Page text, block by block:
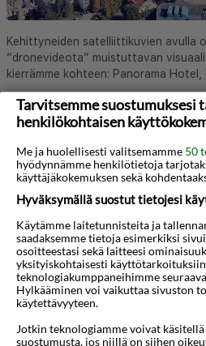
Kehittyneiden satelliittikuvien avulla
“dronevideota” muistuttavan
kierrämme kohteen: Panorama
Lue lisää hotellista
Haluatko saada
tarjouksia,
Tarvitsemme suostumuksesi
henkilökohtaisen
Me ja huolellisesti valitsemamme 50
hyödynnämme henkilötietoja
käyttäjäkokemuksen sekä
Hyväksymällä suostut tietojesi
Käytämme laitetunnisteita ja
saadaksemme tietoja esimerkiksi
osoitteestasi sekä laitteesi
yksityiskohtaisesti
teknologiakumppaneihimme
Hylkääminen voi vaikuttaa sivuston
käytettävyyteen.
Jotkin teknologiamme voivat
suostumusta, jos niillä on siihen